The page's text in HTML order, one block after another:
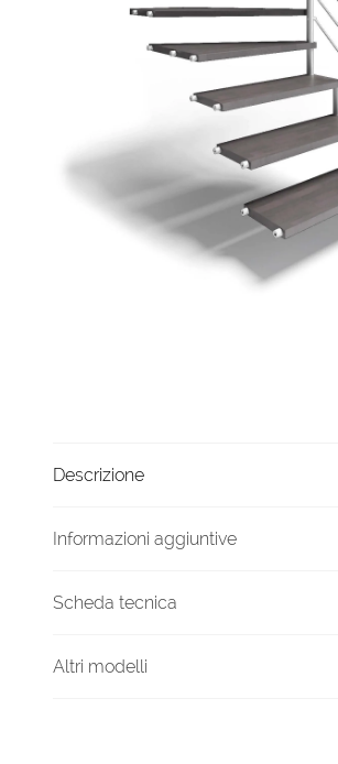
Descrizione
Informazioni aggiuntive
Scheda tecnica
Altri modelli